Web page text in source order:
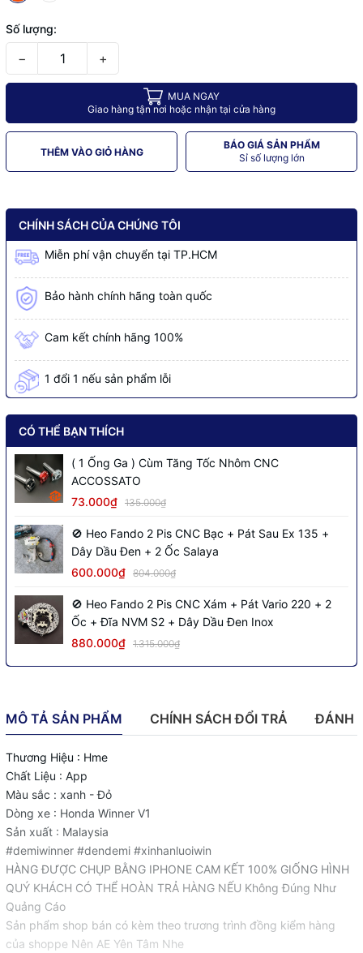
Số lượng:
− +
MUA NGAY
Giao hàng tận nơi hoặc nhận tại cửa hàng
THÊM VÀO GIỎ HÀNG
BÁO GIÁ SẢN PHẨM
Sỉ số lượng lớn
CHÍNH SÁCH CỦA CHÚNG TÔI
Miễn phí vận chuyển tại TP.HCM
Bảo hành chính hãng toàn quốc
Cam kết chính hãng 100%
1 đổi 1 nếu sản phẩm lỗi
CÓ THỂ BẠN THÍCH
( 1 Ống Ga ) Cùm Tăng Tốc Nhôm CNC
ACCOSSATO
73.000₫ 135.000₫
🚫 Heo Fando 2 Pis CNC Bạc + Pát Sau Ex 135 +
Dây Dầu Đen + 2 Ốc Salaya
600.000₫ 804.000₫
🚫 Heo Fando 2 Pis CNC Xám + Pát Vario 220 + 2
Ốc + Đĩa NVM S2 + Dây Dầu Đen Inox
880.000₫ 1.315.000₫
MÔ TẢ SẢN PHẨM CHÍNH SÁCH ĐỔI TRẢ ĐÁNH
Thương Hiệu : Hme
Chất Liệu : App
Màu sắc : xanh - Đỏ
Dòng xe : Honda Winner V1
Sản xuất : Malaysia
#demiwinner #dendemi #xinhanluoiwin
HÀNG ĐƯỢC CHỤP BẰNG IPHONE CAM KẾT 100% GIỐNG HÌNH
QUÝ KHÁCH CÓ THỂ HOÀN TRẢ HÀNG NẾU Không Đúng Như
Quảng Cáo
Sản phẩm shop bán có kèm theo trương trình đồng kiểm hàng
của shoppe Nên AE Yên Tâm Nhe